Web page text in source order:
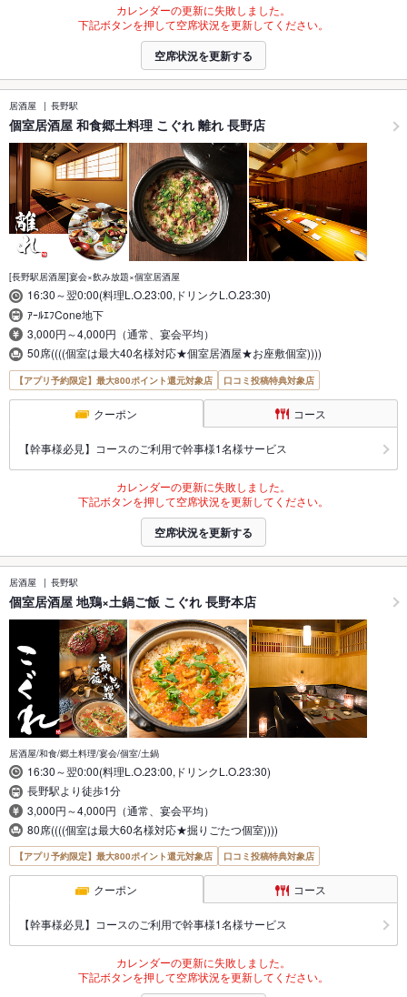
カレンダーの更新に失敗しました。
下記ボタンを押して空席状況を更新してください。
空席状況を更新する
居酒屋 長野駅
個室居酒屋 和食郷土料理 こぐれ 離れ 長野店
[長野駅居酒屋]宴会×飲み放題×個室居酒屋
16:30～翌0:00(料理L.O.23:00,ドリンクL.O.23:30)
ｱｰﾙｴﾌCone地下
3,000円～4,000円（通常、宴会平均）
50席((((個室は最大40名様対応★個室居酒屋★お座敷個室))))
【アプリ予約限定】最大800ポイント還元対象店 口コミ投稿特典対象店
クーポン コース
【幹事様必見】コースのご利用で幹事様1名様サービス
カレンダーの更新に失敗しました。
下記ボタンを押して空席状況を更新してください。
空席状況を更新する
居酒屋 長野駅
個室居酒屋 地鶏×土鍋ご飯 こぐれ 長野本店
居酒屋/和食/郷土料理/宴会/個室/土鍋
16:30～翌0:00(料理L.O.23:00,ドリンクL.O.23:30)
長野駅より徒歩1分
3,000円～4,000円（通常、宴会平均）
80席((((個室は最大60名様対応★掘りごたつ個室))))
【アプリ予約限定】最大800ポイント還元対象店 口コミ投稿特典対象店
クーポン コース
【幹事様必見】コースのご利用で幹事様1名様サービス
カレンダーの更新に失敗しました。
下記ボタンを押して空席状況を更新してください。